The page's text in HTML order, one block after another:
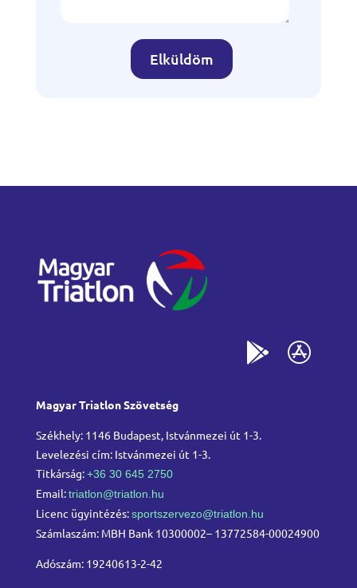
Elküldöm
Magyar Triatlon Szövetség
Székhely: 1146 Budapest, Istvánmezei út 1-3.
Levelezési cím: Istvánmezei út 1-3.
Titkárság:+36 30 645 2750
Email:triatlon@triatlon.hu
Licenc ügyintézés:sportszervezo@triatlon.hu
Számlaszám: MBH Bank 10300002– 13772584-00024900
Adószám: 19240613-2-42